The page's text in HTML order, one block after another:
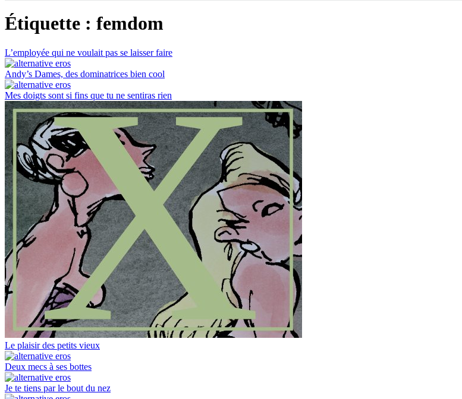
Étiquette : femdom
L’employée qui ne voulait pas se laisser faire
Andy’s Dames, des dominatrices bien cool
Mes doigts sont si fins que tu ne sentiras rien
Le plaisir des petits vieux
Deux mecs à ses bottes
Je te tiens par le bout du nez